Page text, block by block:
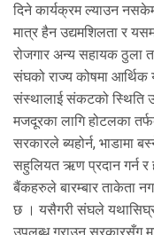
दिने कार्यक्रम ल्याउन
मात्र हैन उद्यमशिलता र
रोजगार अन्य सहायक ठुला
संघको राज्य कोषमा आर्थिक
संस्थालाई संकटको स्थिति
मजदूरका लागि होटलका
सरकारले ब्यहोर्न, भाडामा
सहुलियत ऋण प्रदान गर्न र
बैंकहरुले बारम्बार ताकेता
छ । यसैगरी संघले यथासिघ्र
उपलब्ध गराउन सरकारसँग